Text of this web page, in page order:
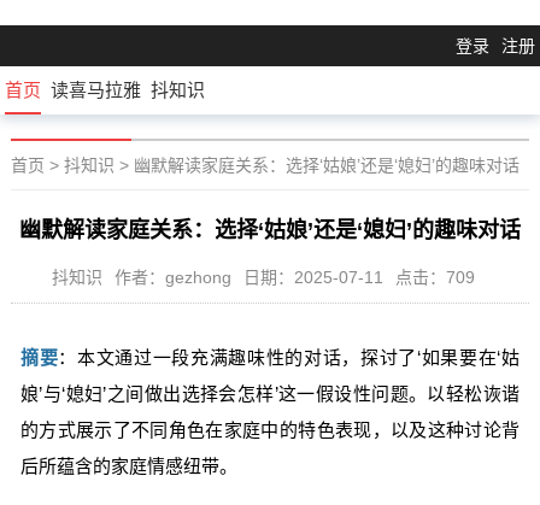
登录 注册
首页 读喜马拉雅 抖知识
首页 > 抖知识 > 幽默解读家庭关系：选择‘姑娘’还是‘媳妇’的趣味对话
幽默解读家庭关系：选择‘姑娘’还是‘媳妇’的趣味对话
抖知识 作者：gezhong 日期：2025-07-11 点击：709
摘要：本文通过一段充满趣味性的对话，探讨了‘如果要在‘姑
娘’与‘媳妇’之间做出选择会怎样’这一假设性问题。以轻松诙谐
的方式展示了不同角色在家庭中的特色表现，以及这种讨论背
后所蕴含的家庭情感纽带。